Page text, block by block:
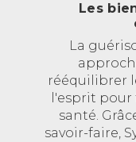
Les
La
rééquilibrer
l'esprit
santé.
savoir-faire,